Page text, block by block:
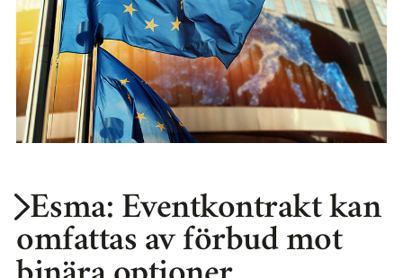
Esma: Eventkontrakt kan
omfattas av förbud mot